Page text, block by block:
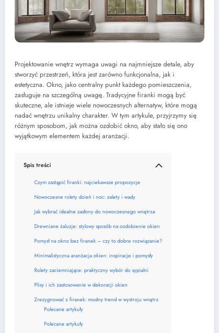
Projektowanie wnętrz wymaga uwagi na najmniejsze detale, aby
stworzyć przestrzeń, która jest zarówno funkcjonalna, jak i
estetyczna. Okno, jako centralny punkt każdego pomieszczenia,
zasługuje na szczególną uwagę. Tradycyjne firanki mogą być
skuteczne, ale istnieje wiele nowoczesnych alternatyw, które mogą
nadać wnętrzu unikalny charakter. W tym artykule, przyjrzymy się
różnym sposobom, jak można ozdobić okno, aby stało się ono
wyjątkowym elementem każdej aranżacji.
Spis treści
Czym zastąpić firanki: najciekawsze propozycje
Nowoczesne rolety dzień i noc: zalety i wady
Jak wybrać idealne zasłony do nowoczesnego wnętrza
Drewniane żaluzje: stylowy sposób na ozdobienie okien
Pomysł na okno bez firanek – czy to dobre rozwiązanie?
Minimalistyczna aranżacja okien: inspiracje i pomysły
Rolety zaciemniające: praktyczny wybór do sypialni
Plisy i ich zastosowanie w dekoracji okien
Zrezygnować z firanek: modny trend w wystroju wnętrz
Polecane artykuły
Polecane artykuły